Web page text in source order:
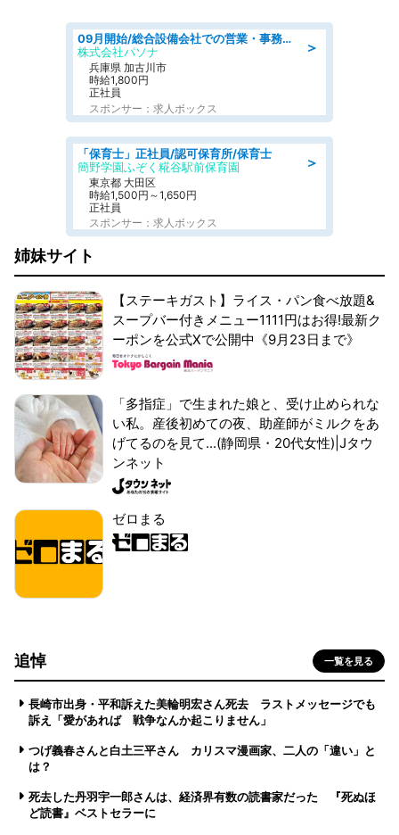
＞
09月開始/総合設備会社での営業・事務のお仕事/車通勤可/賞与あり/営業/営業事務
株式会社パソナ
兵庫県 加古川市
時給1,800円
正社員
スポンサー：求人ボックス
＞
「保育士」正社員/認可保育所/保育士
簡野学園ふぞく糀谷駅前保育園
東京都 大田区
時給1,500円～1,650円
正社員
スポンサー：求人ボックス
姉妹サイト
【ステーキガスト】ライス・パン食べ放題&
スープバー付きメニュー1111円はお得!最新ク
ーポンを公式Xで公開中《9月23日まで》
「多指症」で生まれた娘と、受け止められな
い私。産後初めての夜、助産師がミルクをあ
げてるのを見て...(静岡県・20代女性)|Jタウ
ンネット
ゼロまる
追悼 一覧を見る
長崎市出身・平和訴えた美輪明宏さん死去 ラストメッセージでも
訴え「愛があれば 戦争なんか起こりません」
つげ義春さんと白土三平さん カリスマ漫画家、二人の「違い」と
は？
死去した丹羽宇一郎さんは、経済界有数の読書家だった 『死ぬほ
ど読書』ベストセラーに